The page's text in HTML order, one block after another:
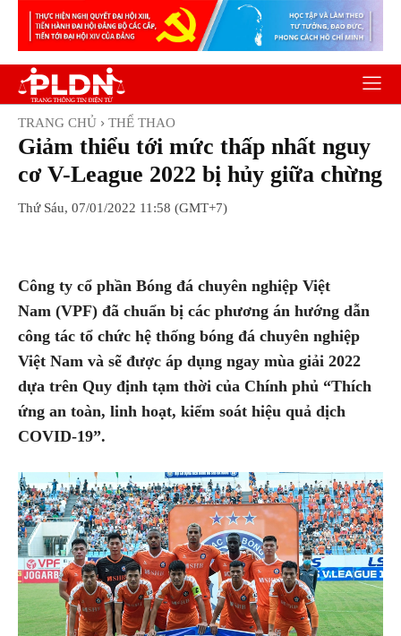
TRANG CHỦ THỂ THAO
Giảm thiểu tới mức thấp nhất nguy
cơ V-League 2022 bị hủy giữa chừng
Thứ Sáu, 07/01/2022 11:58 (GMT+7)
Công ty cổ phần Bóng đá chuyên nghiệp Việt
Nam (VPF) đã chuẩn bị các phương án hướng dẫn
công tác tổ chức hệ thống bóng đá chuyên nghiệp
Việt Nam và sẽ được áp dụng ngay mùa giải 2022
dựa trên Quy định tạm thời của Chính phủ “Thích
ứng an toàn, linh hoạt, kiểm soát hiệu quả dịch
COVID-19”.